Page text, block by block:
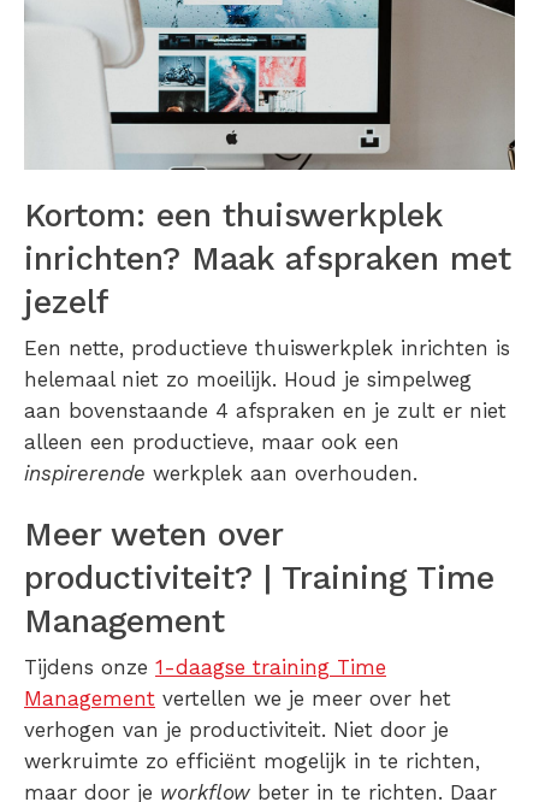
Kortom: een thuiswerkplek
inrichten? Maak afspraken met
jezelf
Een nette, productieve thuiswerkplek inrichten is
helemaal niet zo moeilijk. Houd je simpelweg
aan bovenstaande 4 afspraken en je zult er niet
alleen een productieve, maar ook een
inspirerende werkplek aan overhouden.
Meer weten over
productiviteit? | Training Time
Management
Tijdens onze 1-daagse training Time
Management vertellen we je meer over het
verhogen van je productiviteit. Niet door je
werkruimte zo efficiënt mogelijk in te richten,
maar door je workflow beter in te richten. Daar